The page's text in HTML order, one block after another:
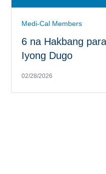
Medi-Cal Members
6 na Hakbang
Iyong Dugo
02/28/2026